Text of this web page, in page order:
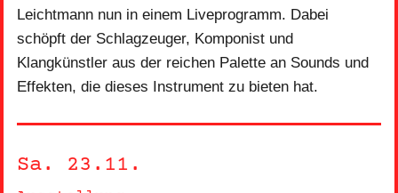
Leichtmann nun in einem Liveprogramm. Dabei
schöpft der Schlagzeuger, Komponist und
Klangkünstler aus der reichen Palette an Sounds und
Effekten, die dieses Instrument zu bieten hat.
Sa. 23.11.